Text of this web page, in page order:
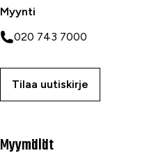
Myynti
020 743 7000
Tilaa uutiskirje
Myymälät